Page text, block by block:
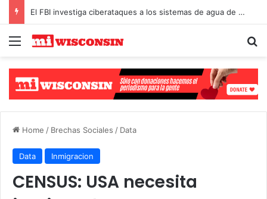
▼
El FBI investiga ciberataques a los sistemas de agua de Michigan y Minnesota
Menu
Home / Brechas Sociales / Data
Data Inmigracion
CENSUS: USA necesita